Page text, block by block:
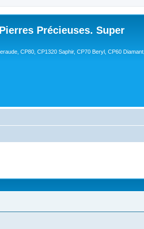
Précieuses. Super
CP80, CP1320 Saphir, CP70 Beryl, CP60 Diamant,